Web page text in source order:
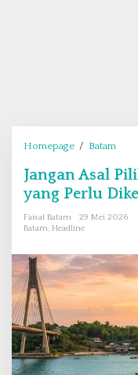
Homepage / Batam
n
g
s
a
l
i
h
Jangan Asal
yang Perlu
Faisal Batam
29 Mei 2026
Batam, Headline